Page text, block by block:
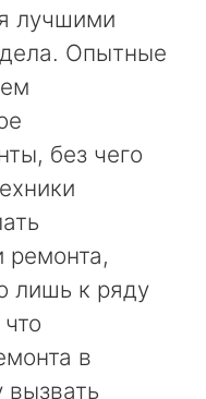
лучшими
Опытные
без чего
ремонта,
лишь к ряду
в